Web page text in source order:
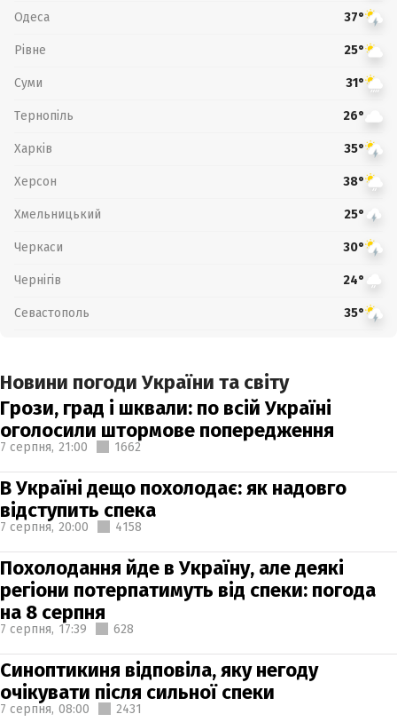
Одеса 37°
Рівне 25°
Суми 31°
Тернопіль 26°
Харків 35°
Херсон 38°
Хмельницький 25°
Черкаси 30°
Чернігів 24°
Севастополь 35°
Новини погоди України та світу
Грози, град і шквали: по всій Україні
оголосили штормове попередження
7 серпня, 21:00 1662
В Україні дещо похолодає: як надовго
відступить спека
7 серпня, 20:00 4158
Похолодання йде в Україну, але деякі
регіони потерпатимуть від спеки: погода
на 8 серпня
7 серпня, 17:39 628
Синоптикиня відповіла, яку негоду
очікувати після сильної спеки
7 серпня, 08:00 2431